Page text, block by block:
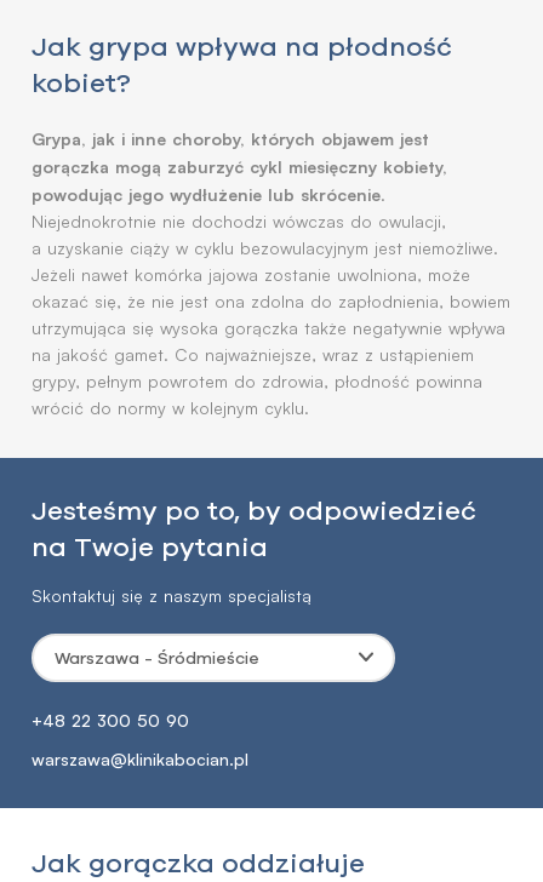
Jak grypa wpływa na płodność
kobiet?
Grypa, jak i inne choroby, których objawem jest
gorączka mogą zaburzyć cykl miesięczny kobiety,
powodując jego wydłużenie lub skrócenie.
Niejednokrotnie nie dochodzi wówczas do owulacji,
a uzyskanie ciąży w cyklu bezowulacyjnym jest niemożliwe.
Jeżeli nawet komórka jajowa zostanie uwolniona, może
okazać się, że nie jest ona zdolna do zapłodnienia, bowiem
utrzymująca się wysoka gorączka także negatywnie wpływa
na jakość gamet. Co najważniejsze, wraz z ustąpieniem
grypy, pełnym powrotem do zdrowia, płodność powinna
wrócić do normy w kolejnym cyklu.
Jesteśmy po to, by odpowiedzieć
na Twoje pytania
Skontaktuj się z naszym specjalistą
Warszawa - Śródmieście
+48 22 300 50 90
warszawa@klinikabocian.pl
Jak gorączka oddziałuje